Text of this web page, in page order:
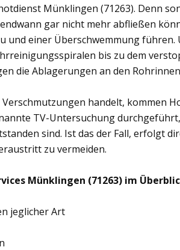
Münklingen (71263). Denn
gar nicht mehr abfließen
und einer Überschwemmung
bis zu dem
die Ablagerungen an den
handelt, kommen
TV-Untersuchung
sind. Ist das der Fall, erfolgt
zu vermeiden.
Münklingen (71263) im
jeglicher Art